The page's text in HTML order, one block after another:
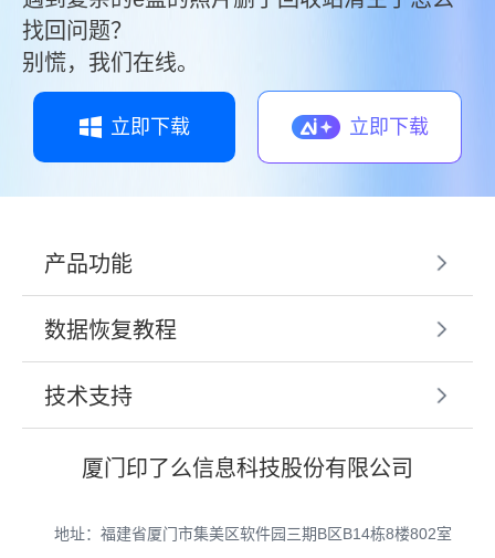
找回问题？
别慌，我们在线。
立即下载 立即下载
产品功能
数据恢复教程
技术支持
厦门印了么信息科技股份有限公司
地址：福建省厦门市集美区软件园三期B区B14栋8楼802室